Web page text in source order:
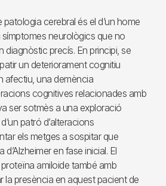
cerebral és el d’un home
neurològics que no
diagnòstic precís. En principi, se
un deteriorament cognitiu
afectiu, una demència
cognitives relacionades amb
ser sotmès a una exploració
patró d’alteracions
els metges a sospitar que
en fase inicial. El
amiloide també amb
la presència en aquest pacient de